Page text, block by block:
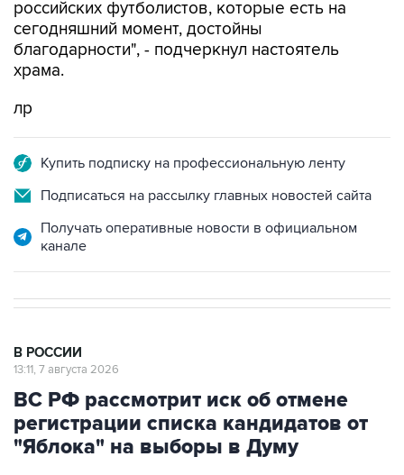
российских футболистов, которые есть на
сегодняшний момент, достойны
благодарности", - подчеркнул настоятель
храма.
лр
Купить подписку на профессиональную ленту
Подписаться на рассылку главных новостей сайта
Получать оперативные новости в официальном
канале
В РОССИИ
13:11, 7 августа 2026
ВС РФ рассмотрит иск об отмене
регистрации списка кандидатов от
"Яблока" на выборы в Думу